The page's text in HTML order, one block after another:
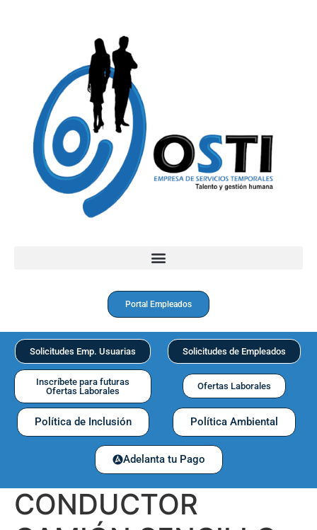
Portal Empleados
Solicitudes Emp. Usuarias Solicitudes de Empleados
Inscríbete para futuras
Ofertas Laborales
Ofertas Laborales
Política de Inclusión Política Ambiental
Adelanta tu Pago
CONDUCTOR